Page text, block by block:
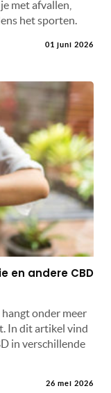
met afvallen,
het sporten.
01 juni 2026
en andere CBD
onder meer
In dit artikel vind
in verschillende
26 mei 2026